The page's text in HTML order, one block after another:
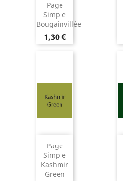
Page
Simple
Bougainvillée
1,30 €
Page
Simple
Kashmir
Green